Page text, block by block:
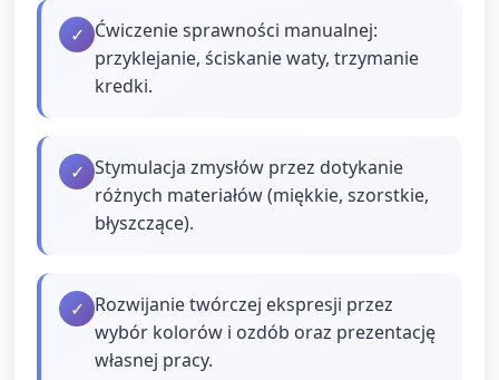
✓ Ćwiczenie sprawności manualnej:
przyklejanie, ściskanie waty, trzymanie
kredki.
✓ Stymulacja zmysłów przez dotykanie
różnych materiałów (miękkie, szorstkie,
błyszczące).
✓ Rozwijanie twórczej ekspresji przez
wybór kolorów i ozdób oraz prezentację
własnej pracy.